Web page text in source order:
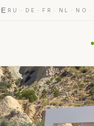
RU · DE · FR · NL · NO ·